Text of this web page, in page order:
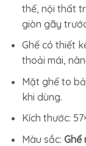
thế, nội thất
giòn gãy
Ghế có thiết
thoải mái,
Mặt ghế to
khi dùng.
Kích thước:
Màu sắc: Ghế